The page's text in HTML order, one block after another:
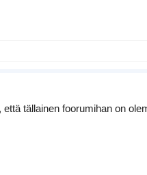
tällainen foorumihan on